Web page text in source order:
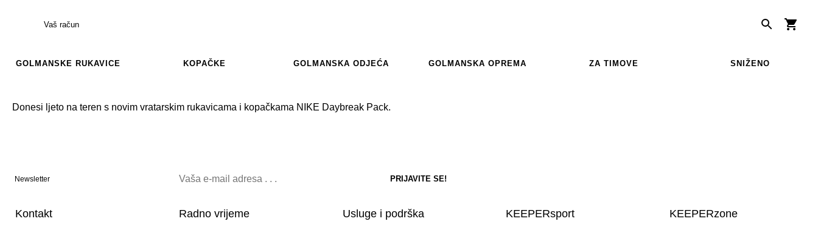
Vaš račun
GOLMANSKE RUKAVICE KOPAČKE GOLMANSKA ODJEĆA GOLMANSKA OPREMA ZA TIMOVE SNIŽENO
Donesi ljeto na teren s novim vratarskim rukavicama i kopačkama NIKE Daybreak Pack.
Newsletter
Kontakt Radno vrijeme Usluge i podrška KEEPERsport KEEPERzone